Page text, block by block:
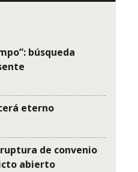
búsqueda
eterno
de convenio
abierto